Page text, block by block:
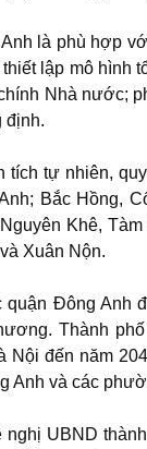
là phù hợp
lập mô hình
Nhà nước;
định.
tích tự nhiên,
Bắc Hồng,
Khê,
Xuân Nộn.
Đông Anh
Thành
đến năm
Anh và các
UBND